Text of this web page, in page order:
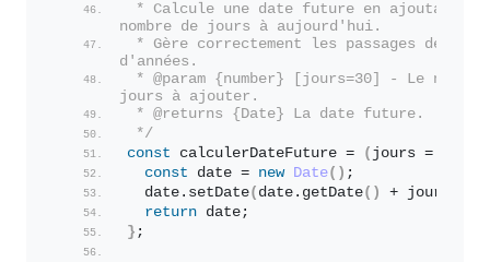
* Calcule une date future en ajoutant un
nombre de jours à aujourd'hui.
* Gère correctement les passages de
d'années.
* @param {number} [jours=30] - Le nombre
jours à ajouter.
* @returns {Date} La date future.
*/
const calculerDateFuture = ( jours =
const date = new Date( ) ;
  date.
setDate( date. getDate( ) + jours
return date;
} ;